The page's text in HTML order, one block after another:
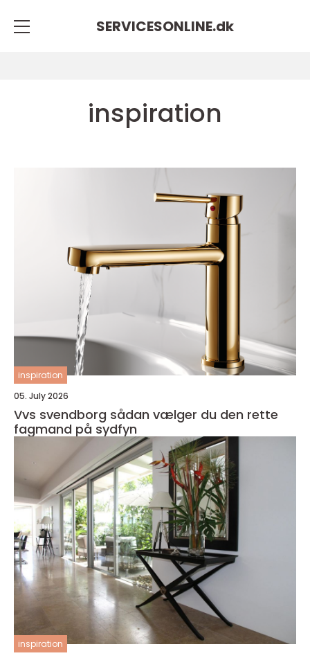
SERVICESONLINE.dk
inspiration
inspiration
05. July 2026
Vvs svendborg sådan vælger du den rette
fagmand på sydfyn
inspiration